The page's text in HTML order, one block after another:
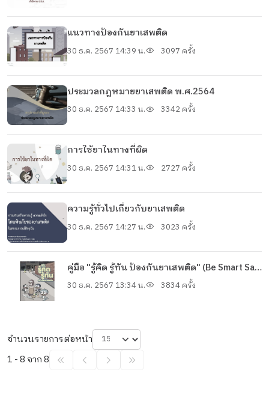
แนวทางป้องกันยาเสพติด
30 ธ.ค. 2567 14:39 น. 3097 ครั้ง
ประมวลกฎหมายยาเสพติด พ.ศ.2564
30 ธ.ค. 2567 14:33 น. 3342 ครั้ง
การใช้ยาในทางที่ผิด
30 ธ.ค. 2567 14:31 น. 2727 ครั้ง
ความรู้ทั่วไปเกี่ยวกับยาเสพติด
30 ธ.ค. 2567 14:27 น. 3023 ครั้ง
คู่มือ "รู้คิด รู้ทัน ป้องกันยาเสพติด" (Be Smart Say
No To Drug)
30 ธ.ค. 2567 13:34 น. 3834 ครั้ง
จำนวนรายการต่อหน้า
1 - 8 จาก 8